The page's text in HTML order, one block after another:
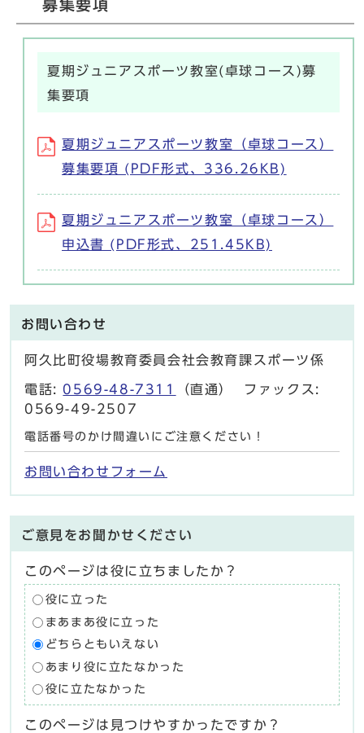
募集要項
夏期ジュニアスポーツ教室(卓球コース)募
集要項
夏期ジュニアスポーツ教室（卓球コース）
募集要項 (PDF形式、336.26KB)
夏期ジュニアスポーツ教室（卓球コース）
申込書 (PDF形式、251.45KB)
お問い合わせ
阿久比町役場教育委員会社会教育課スポーツ係
電話: 0569-48-7311
（直通） ファックス:
0569-49-2507
電話番号のかけ間違いにご注意ください！
お問い合わせフォーム
ご意見をお聞かせください
このページは役に立ちましたか？
役に立った
まあまあ役に立った
どちらともいえない
あまり役に立たなかった
役に立たなかった
このページは見つけやすかったですか？